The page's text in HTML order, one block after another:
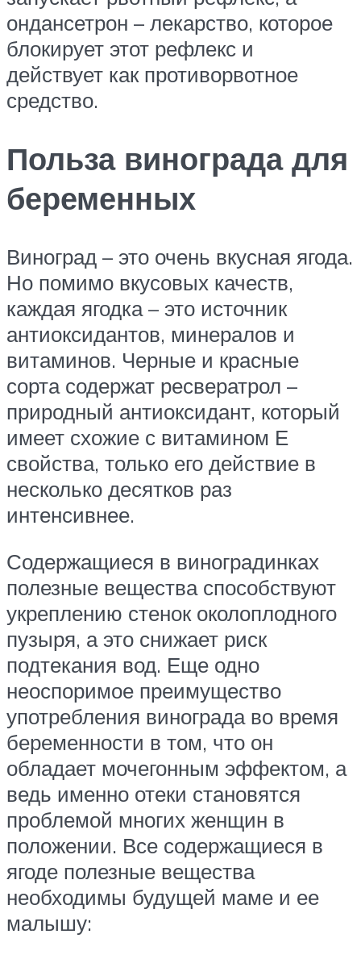
ондансетрон – лекарство, которое
блокирует этот рефлекс и
действует как противорвотное
средство.
Польза винограда для
беременных
Виноград – это очень вкусная ягода.
Но помимо вкусовых качеств,
каждая ягодка – это источник
антиоксидантов, минералов и
витаминов. Черные и красные
сорта содержат ресвератрол –
природный антиоксидант, который
имеет схожие с витамином Е
свойства, только его действие в
несколько десятков раз
интенсивнее.
Содержащиеся в виноградинках
полезные вещества способствуют
укреплению стенок околоплодного
пузыря, а это снижает риск
подтекания вод. Еще одно
неоспоримое преимущество
употребления винограда во время
беременности в том, что он
обладает мочегонным эффектом, а
ведь именно отеки становятся
проблемой многих женщин в
положении. Все содержащиеся в
ягоде полезные вещества
необходимы будущей маме и ее
малышу: